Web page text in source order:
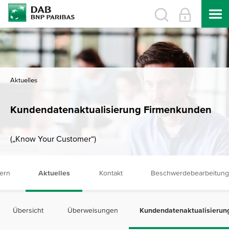
Aktuelles
Kundendatenaktualisierung Firmenkunden
(„Know Your Customer“)
Aktuelles Kontakt Beschwerdebearbeitung
Übersicht Überweisungen